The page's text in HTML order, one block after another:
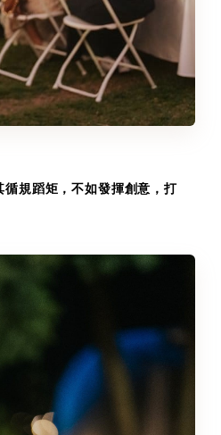
規蹈矩，不如發揮創意，打